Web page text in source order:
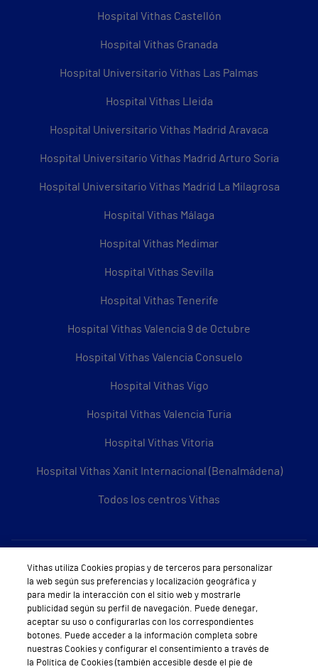
Hospital Vithas Castellón
Hospital Vithas Granada
Hospital Universitario Vithas Las Palmas
Hospital Vithas Lleida
Hospital Universitario Vithas Madrid Aravaca
Hospital Universitario Vithas Madrid Arturo Soria
Hospital Universitario Vithas Madrid La Milagrosa
Hospital Vithas Málaga
Hospital Vithas Medimar
Hospital Vithas Sevilla
Hospital Vithas Tenerife
Hospital Vithas Valencia 9 de Octubre
Hospital Vithas Valencia Consuelo
Hospital Vithas Vigo
Hospital Vithas Valencia Turia
Hospital Vithas Vitoria
Hospital Vithas Xanit Internacional (Benalmádena)
Todos los centros Vithas
Sobre Vithas
Quiénes somos
Trabajar en Vithas
Teléfono Cita Médica
Vithas utiliza Cookies propias y de terceros para personalizar
la web según sus preferencias y localización geográfica y
para medir la interacción con el sitio web y mostrarle
publicidad según su perfil de navegación. Puede denegar,
aceptar su uso o configurarlas con los correspondientes
botones. Puede acceder a la información completa sobre
nuestras Cookies y configurar el consentimiento a través de
la Política de Cookies (también accesible desde el pie de